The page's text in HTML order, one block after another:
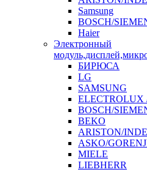
Samsung
BOSCH/
Haier
Электронный
БИРЮСА
LG
SAMSUNG
ELECTROLUX
BOSCH/
BEKO
ARISTON/
ASKO/
MIELE
LIEBHERR